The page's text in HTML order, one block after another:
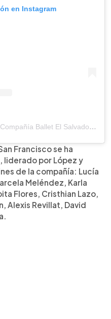
en Instagram
Una publicación compartida de Compañía Ballet El Salvador (@balletdeelsalvador)
Francisco se ha
liderado por López y
de la compañía: Lucía
Meléndez, Karla
Flores, Cristhian Lazo,
Alexis Revillat, David